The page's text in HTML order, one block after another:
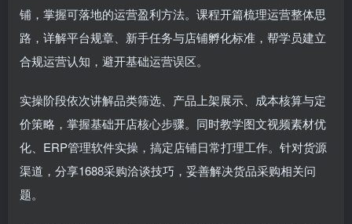
铺，掌握可落地的运营盈利方法。课程开篇梳理运营整体思
路，详解平台规章、新手任务与店铺孵化标准，帮学员建立
合规运营认知，避开基础运营误区。
实操阶段依次讲解品类筛选、产品上架展示、成本核算与定
价策略，掌握基础开店核心步骤。同时教学图文视频素材优
化、ERP管理软件实操，搞定店铺日常打理工作。针对货源
渠道，分享1688采购洽谈技巧，妥善解决货品采购相关问
题。